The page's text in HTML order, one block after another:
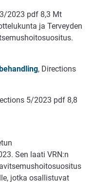
2023 pdf 8,3 Mt
ja Terveyden
, Directions
5/2023 pdf 8,8
Sen laati VRN:n
jotka osallistuvat